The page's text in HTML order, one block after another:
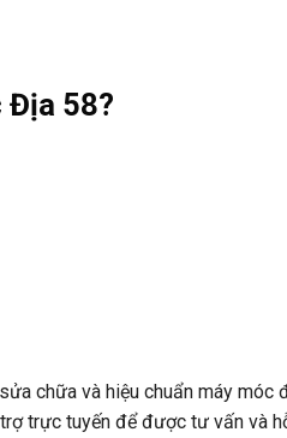
Địa 58?
chữa và hiệu chuẩn máy móc
trực tuyến để được tư vấn và